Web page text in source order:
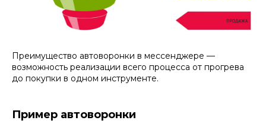
Преимущество автоворонки в мессенджере —
возможность реализации всего процесса от прогрева
до покупки в одном инструменте.
Пример автоворонки